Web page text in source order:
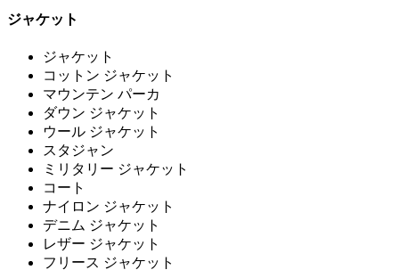
ジャケット
ジャケット
コットン ジャケット
マウンテン パーカ
ダウン ジャケット
ウール ジャケット
スタジャン
ミリタリー ジャケット
コート
ナイロン ジャケット
デニム ジャケット
レザー ジャケット
フリース ジャケット